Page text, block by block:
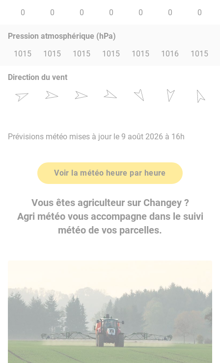
0
0 0 0 0 0 0
Pression atmosphérique (hPa)
1015
1015 1015 1015 1015 1016 1015
Direction du vent
Prévisions météo mises à jour le 9 août 2026 à 16h
Voir la météo heure par heure
Vous êtes agriculteur sur Changey ?
Agri météo vous accompagne dans le suivi
météo de vos parcelles.